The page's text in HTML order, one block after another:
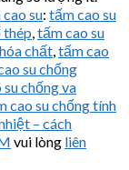
su: tấm cao su
thép,tấm cao su
chất,tấm cao
su chống
chống va
cao su chống tính
– cách
vui lòng liên